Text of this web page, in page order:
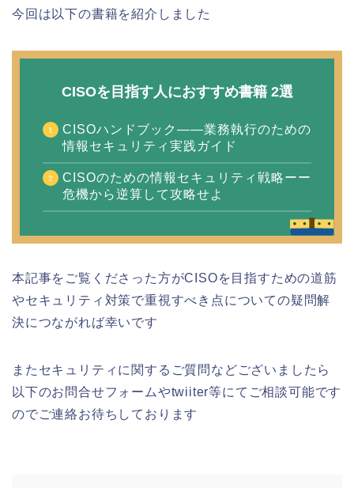
今回は以下の書籍を紹介しました
CISOを目指す人におすすめ書籍 2選
CISOハンドブック――業務執行のための
情報セキュリティ実践ガイド
CISOのための情報セキュリティ戦略ーー
危機から逆算して攻略せよ
本記事をご覧くださった方がCISOを目指すための道筋
やセキュリティ対策で重視すべき点についての疑問解
決につながれば幸いです
またセキュリティに関するご質問などございましたら
以下のお問合せフォームやtwiiter等にてご相談可能です
のでご連絡お待ちしております